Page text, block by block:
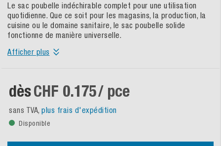
Le sac poubelle indéchirable complet pour une utilisation
quotidienne. Que ce soit pour les magasins, la production, la
cuisine ou le domaine sanitaire, le sac poubelle solide
fonctionne de manière universelle.
Afficher plus
dèsCHF 0.175/ pce
sans TVA, plus frais d'expédition
Disponible